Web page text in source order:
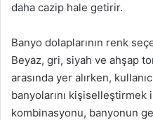
daha cazip hale getirir.
Banyo dolaplarının renk
Beyaz, gri, siyah ve ahşap
arasında yer alırken,
banyolarını
kombinasyonu, banyonun